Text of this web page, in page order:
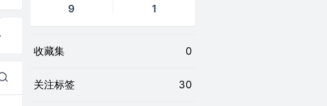
9
1
收藏集 0
关注标签 30